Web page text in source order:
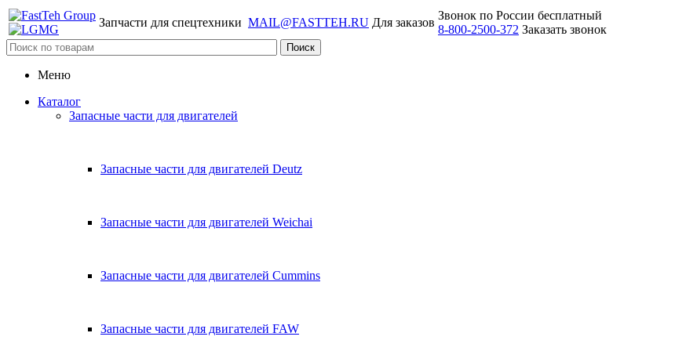
Запчасти для спецтехники MAIL@FASTTEH.RU Для заказов
Звонок по России бесплатный
8-800-2500-372 Заказать звонок
Меню
Каталог
Запасные части для двигателей
Запасные части для двигателей Deutz
Запасные части для двигателей Weichai
Запасные части для двигателей Cummins
Запасные части для двигателей FAW